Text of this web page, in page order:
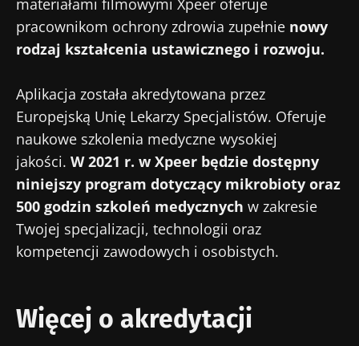
materiałami filmowymi Xpeer oferuje
pracownikom ochrony zdrowia zupełnie nowy
rodzaj kształcenia ustawicznego i rozwoju.
Aplikacja została akredytowana przez
Europejską Unię Lekarzy Specjalistów. Oferuje
naukowe szkolenia medyczne wysokiej
jakości. W 2021 r. w Xpeer będzie dostępny
niniejszy program dotyczący mikrobioty oraz
500 godzin szkoleń medycznych w zakresie
Twojej specjalizacji, technologii oraz
kompetencji zawodowych i osobistych.
Więcej o akredytacji
Przekierowanie
Zamierzasz przekierować i opuszczać naszą
Zostać przekierowany
Dołącz do społeczności mikrobioty dla
pracowników ochrony zdrowia i odbieraj
„Microbiota Digest” i „Magazyn dla
pracowników służby zdrowia”, aby być na
bieżąco z najnowszymi informacjami o
mikrobiocie.
„Microbiota Digest” i „Magazyn dla
pracowników służby zdrowia”, aby być na
bieżąco z najnowszymi informacjami o
Chcę zaprenumerować inne wiadomości z
Biocodexu
Zapoznałem się i akceptujęogólne warunki
* Pole obowiązkowe